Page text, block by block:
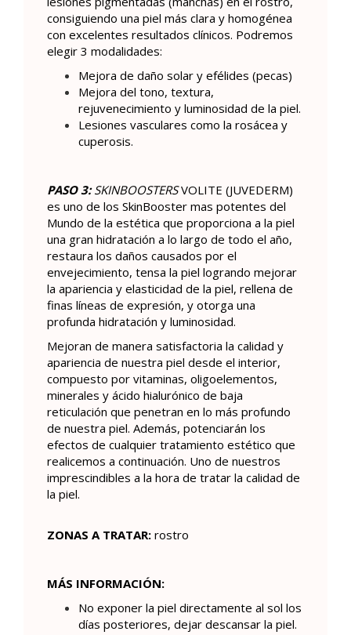
consiguiendo una piel más clara y homogénea
con excelentes resultados clínicos. Podremos
elegir 3 modalidades:
Mejora de daño solar y efélides (pecas)
Mejora del tono, textura,
rejuvenecimiento y luminosidad de la piel.
Lesiones vasculares como la rosácea y
cuperosis.
PASO 3:SKINBOOSTERSVOLITE (JUVEDERM)
es uno de los SkinBooster mas potentes del
Mundo de la estética que proporciona a la piel
una gran hidratación a lo largo de todo el año,
restaura los daños causados por el
envejecimiento, tensa la piel logrando mejorar
la apariencia y elasticidad de la piel, rellena de
finas líneas de expresión, y otorga una
profunda hidratación y luminosidad.
Mejoran de manera satisfactoria la calidad y
apariencia de nuestra piel desde el interior,
compuesto por vitaminas, oligoelementos,
minerales y ácido hialurónico de baja
reticulación que penetran en lo más profundo
de nuestra piel. Además, potenciarán los
efectos de cualquier tratamiento estético que
realicemos a continuación. Uno de nuestros
imprescindibles a la hora de tratar la calidad de
la piel.
ZONAS A TRATAR: rostro
MÁS INFORMACIÓN:
No exponer la piel directamente al sol los
días posteriores, dejar descansar la piel.